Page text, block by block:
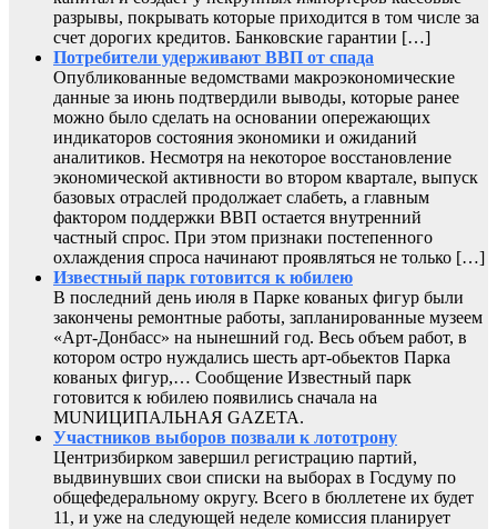
разрывы, покрывать которые приходится в том числе за
счет дорогих кредитов. Банковские гарантии […]
Потребители удерживают ВВП от спада
Опубликованные ведомствами макроэкономические
данные за июнь подтвердили выводы, которые ранее
можно было сделать на основании опережающих
индикаторов состояния экономики и ожиданий
аналитиков. Несмотря на некоторое восстановление
экономической активности во втором квартале, выпуск
базовых отраслей продолжает слабеть, а главным
фактором поддержки ВВП остается внутренний
частный спрос. При этом признаки постепенного
охлаждения спроса начинают проявляться не только […]
Известный парк готовится к юбилею
В последний день июля в Парке кованых фигур были
закончены ремонтные работы, запланированные музеем
«Арт-Донбасс» на нынешний год. Весь объем работ, в
котором остро нуждались шесть арт-обьектов Парка
кованых фигур,… Сообщение Известный парк
готовится к юбилею появились сначала на
MUNИЦИПАЛЬНАЯ GAZЕТА.
Участников выборов позвали к лототрону
Центризбирком завершил регистрацию партий,
выдвинувших свои списки на выборах в Госдуму по
общефедеральному округу. Всего в бюллетене их будет
11, и уже на следующей неделе комиссия планирует